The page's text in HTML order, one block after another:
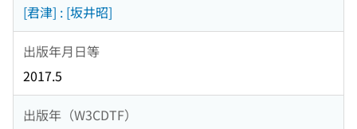
[君津] : [坂井昭]
出版年月日等
2017.5
出版年（W3CDTF）